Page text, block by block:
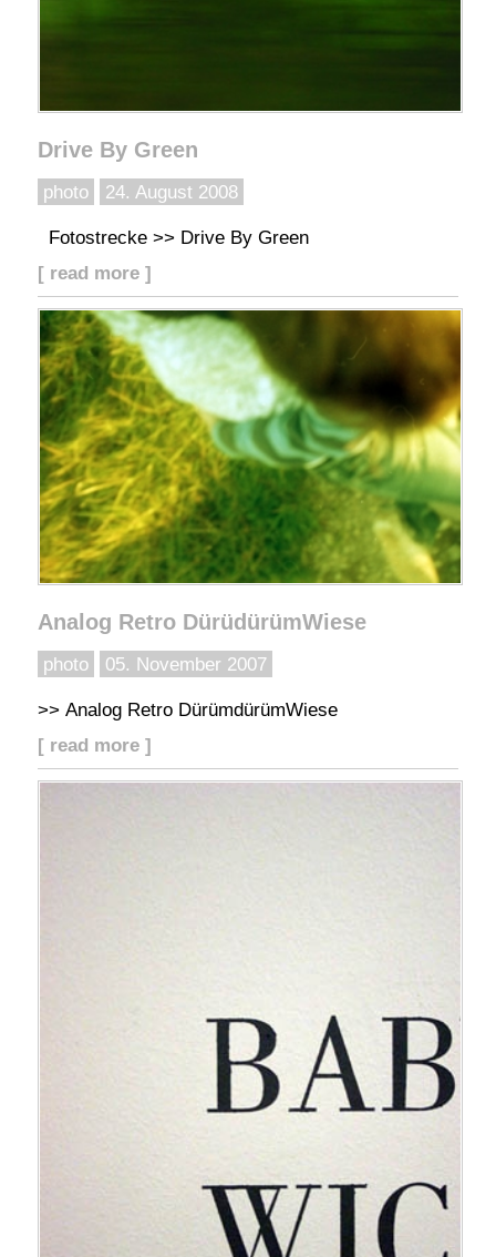
Drive By Green
photo 24. August 2008
Fotostrecke >> Drive By Green
[ read more ]
Analog Retro DürüdürümWiese
photo 05. November 2007
>> Analog Retro DürümdürümWiese
[ read more ]